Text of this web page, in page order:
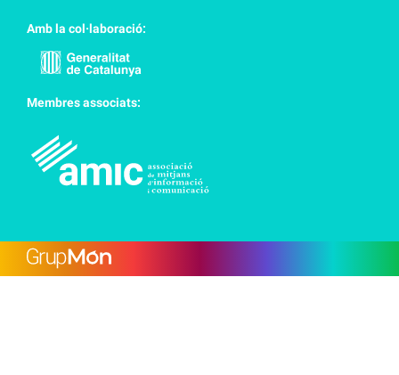
Amb la col·laboració:
Membres associats: